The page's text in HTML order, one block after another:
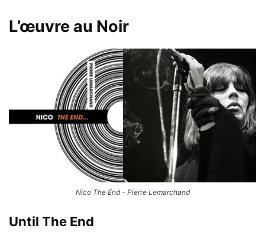
L’œuvre au Noir
Nico The End – Pierre Lemarchand
Until The End